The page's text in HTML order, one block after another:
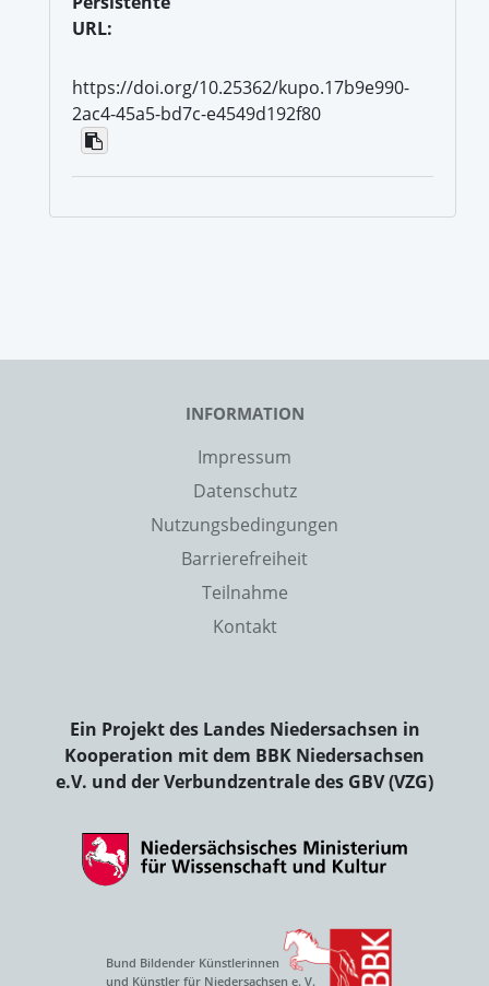
URL:
https://doi.org/10.25362/kupo.17b9e990-
2ac4-45a5-bd7c-e4549d192f80
INFORMATION
Impressum
Datenschutz
Nutzungsbedingungen
Barrierefreiheit
Teilnahme
Kontakt
Ein Projekt des Landes Niedersachsen in
Kooperation mit dem BBK Niedersachsen
e.V. und der Verbundzentrale des GBV (VZG)
Bund Bildender Künstlerinnen
und Künstler für Niedersachsen e. V.